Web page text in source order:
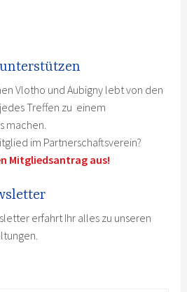
Vlotho und Aubigny lebt von den
Treffen zu einem
machen.
im Partnerschaftsverein?
Mitgliedsantrag aus!
erfahrt Ihr alles zu unseren